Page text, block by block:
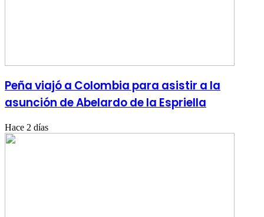
Peña viajó a Colombia para asistir a la
asunción de Abelardo de la Espriella
Hace 2 días